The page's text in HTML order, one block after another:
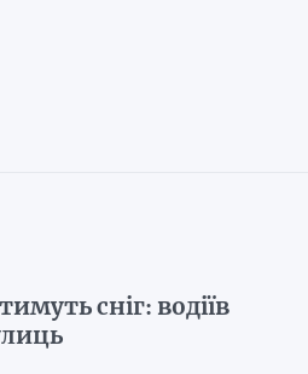
сніг: водіїв